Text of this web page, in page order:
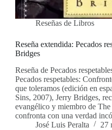
Reseñas de Libros
Reseña extendida: Pecados
Bridges
Reseña de Pecados
Pecados respetables:
que toleramos (edición en
Sins, 2007), Jerry Bridges,
evangélico y miembro de
confronta con una verdad
José Luis Peralta
27